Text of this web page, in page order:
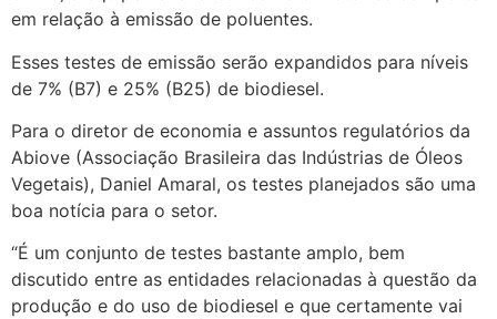
em relação à emissão de poluentes.
Esses testes de emissão serão expandidos para níveis
de 7% (B7) e 25% (B25) de biodiesel.
Para o diretor de economia e assuntos regulatórios da
Abiove (Associação Brasileira das Indústrias de Óleos
Vegetais), Daniel Amaral, os testes planejados são uma
boa notícia para o setor.
“É um conjunto de testes bastante amplo, bem
discutido entre as entidades relacionadas à questão da
produção e do uso de biodiesel e que certamente vai